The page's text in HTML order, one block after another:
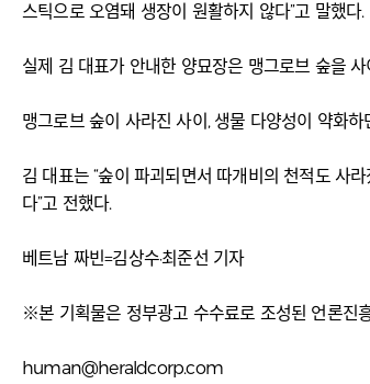
스틱으로 오염돼 생장이 원활하지 않다”고 말했다.
실제 김 대표가 안내한 양묘장은 맹그로브 숲을
맹그로브 숲이 사라진 사이, 생물 다양성이 약화
김 대표는 “숲이 파괴되면서 따개비의 천적도 사
다”고 전했다.
베트남 짜빈=김상수·최준선 기자
※본 기획물은 정부광고 수수료로 조성된 언론진
human@heraldcorp.com